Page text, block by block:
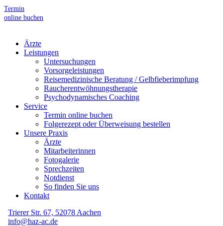
Termin
online buchen
Ärzte
Leistungen
Untersuchungen
Vorsorgeleistungen
Reisemedizinische Beratung / Gelbfieberimpfung
Raucherentwöhnungstherapie
Psychodynamisches Coaching
Service
Termin online buchen
Folgerezept oder Überweisung bestellen
Unsere Praxis
Ärzte
Mitarbeiterinnen
Fotogalerie
Sprechzeiten
Notdienst
So finden Sie uns
Kontakt
Trierer Str. 67, 52078 Aachen
info@haz-ac.de